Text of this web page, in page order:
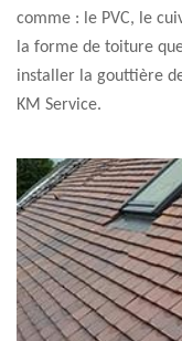
comme : le PVC, le
la forme de toiture
installer la gouttière
KM Service.